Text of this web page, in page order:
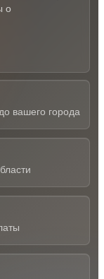
о
вашего города